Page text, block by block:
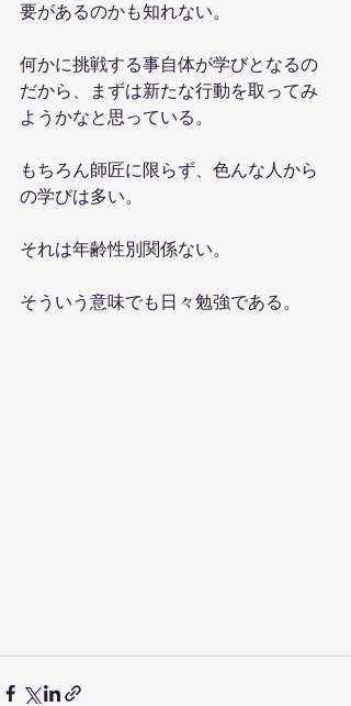
要があるのかも知れない。
何かに挑戦する事自体が学びとなるの
だから、まずは新たな行動を取ってみ
ようかなと思っている。
もちろん師匠に限らず、色んな人から
の学びは多い。
それは年齢性別関係ない。
そういう意味でも日々勉強である。